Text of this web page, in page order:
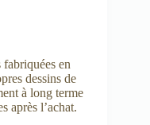
fabriquées en
dessins de
à long terme
après l’achat.